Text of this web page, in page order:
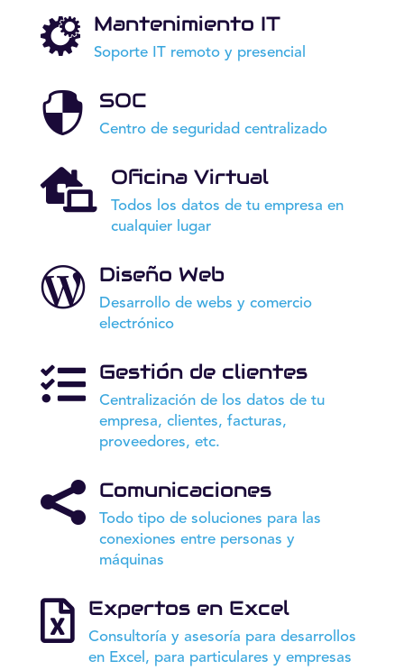
 Mantenimiento IT
Soporte IT remoto y presencial
 SOC
Centro de seguridad centralizado
 Oficina Virtual
Todos los datos de tu empresa en
cualquier lugar
 Diseño Web
Desarrollo de webs y comercio
electrónico
 Gestión de clientes
Centralización de los datos de tu
empresa, clientes, facturas,
proveedores, etc.
 Comunicaciones
Todo tipo de soluciones para las
conexiones entre personas y
máquinas
 Expertos en Excel
Consultoría y asesoría para desarrollos
en Excel, para particulares y empresas